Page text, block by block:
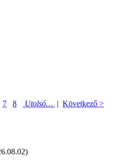
7 8 Utolsó… | Következő >